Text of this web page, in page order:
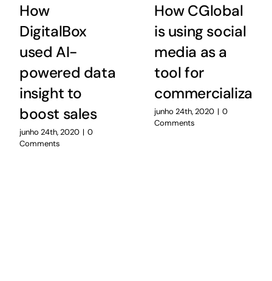
How
DigitalBox
used AI-
powered data
insight to
boost sales
junho 24th, 2020 | 0
Comments
How CGlobal
is using social
media as a
tool for
junho 24th, 2020 | 0
Comments